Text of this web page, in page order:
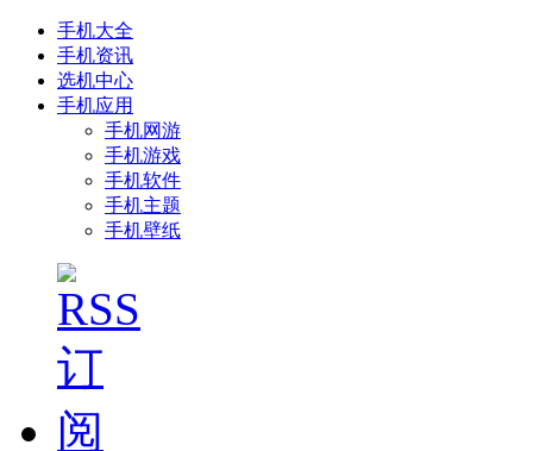
手机大全
手机资讯
选机中心
手机应用
手机网游
手机游戏
手机软件
手机主题
手机壁纸